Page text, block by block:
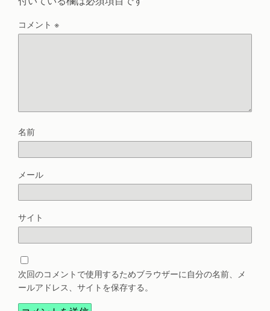
コメント ※
名前
メール
サイト
次回のコメントで使用するためブラウザーに自分の名前、メ
ールアドレス、サイトを保存する。